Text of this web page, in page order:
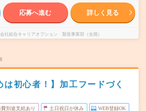
応募へ進む 詳しく見る
社綜合キャリアオプション 製造事業部（全国）
は初心者！】加工フードづく
費別途支給あり 土日祝日が休み WEB登録OK